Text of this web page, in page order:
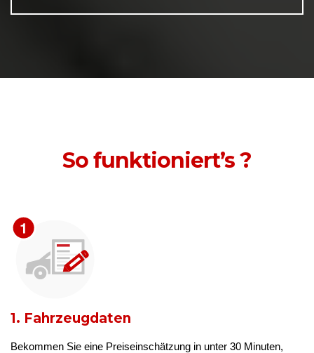
So funktioniert’s ?
1. Fahrzeugdaten
Bekommen Sie eine Preiseinschätzung in unter 30 Minuten,